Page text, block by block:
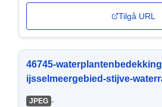
Tilgå URL
46745-
ijsselmeergebied-stijve-
JPEG -